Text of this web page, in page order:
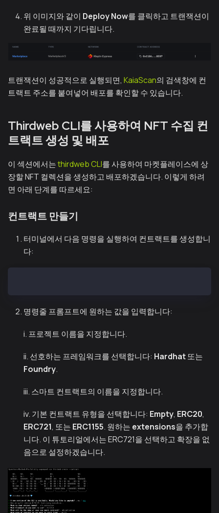
위 이미지와 같이 Deploy Now를 클릭하고 트랜잭션이
완료될 때까지 기다립니다.
트랜잭션이 성공적으로 실행되면, KaiaScan의 검색창에 컨
트랙트 주소를 붙여넣어 배포를 확인할 수 있습니다.
Thirdweb CLI를 사용하여 NFT 수집 컨
트랙트 생성 및 배포
이 섹션에서는thirdweb CLI를 사용하여 마켓플레이스에 상
장할 NFT 컬렉션을 생성하고 배포하겠습니다. 이렇게 하려
면 아래 단계를 따르세요:
컨트랙트 만들기
터미널에서 다음 명령을 실행하여 컨트랙트를 생성합니
다:
명령줄 프롬프트에 원하는 값을 입력합니다:
i. 프로젝트 이름을 지정합니다.
ii. 선호하는 프레임워크를 선택합니다: Hardhat또는
Foundry.
iii. 스마트 컨트랙트의 이름을 지정합니다.
iv. 기본 컨트랙트 유형을 선택합니다: Empty, ERC20,
ERC721, 또는 ERC1155. 원하는 extensions을 추가합
니다. 이 튜토리얼에서는 ERC721을 선택하고 확장을 없
음으로 설정하겠습니다.